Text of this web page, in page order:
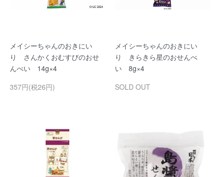
メイシーちゃんのおきにい
り さんかくおむすびのおせ
んべい 14g×4
357円(税26円)
メイシーちゃんのおきにい
り きらきら星のおせんべ
い 8g×4
SOLD OUT